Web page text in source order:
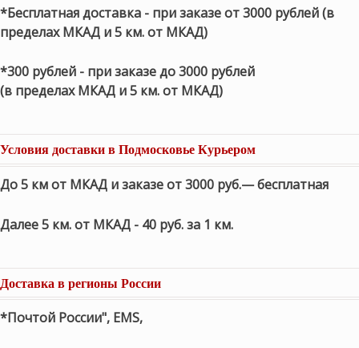
*Бесплатная доставка - при заказе от 3000 рублей (в
пределах МКАД и 5 км. от МКАД)
*300 рублей - при заказе до 3000 рублей
(в пределах МКАД и 5 км. от МКАД)
Условия доставки в Подмосковье Курьером
До 5 км от МКАД и заказе от 3000 руб.— бесплатная
Далее 5 км. от МКАД - 40 руб. за 1 км.
Доставка в регионы России
*Почтой России", EMS,